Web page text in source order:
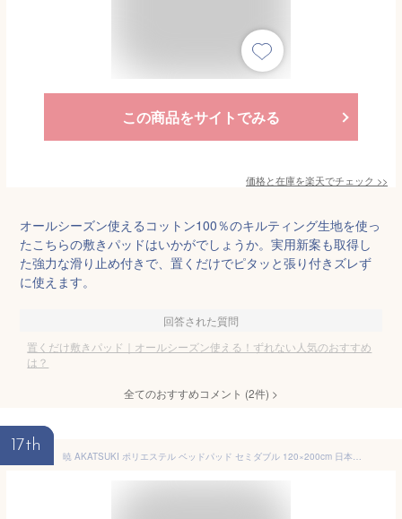
この商品をサイトでみる
価格と在庫を楽天でチェック >>
オールシーズン使えるコットン100％のキルティング生地を使っ
たこちらの敷きパッドはいかがでしょうか。実用新案も取得し
た強力な滑り止め付きで、置くだけでピタッと張り付きズレず
に使えます。
回答された質問
置くだけ敷きパッド｜オールシーズン使える！ずれない人気のおすすめ
は？
全てのおすすめコメント (2件) >
17th
暁 AKATSUKI ポリエステル ベッドパッド セミダブル 120×200cm 日本製 防ダニ 抗菌 防臭 ピーチスキン加工 厚手 オールシーズン 洗える ベッドパット 敷きパッド 敷パッド 寝心地改善 寝具